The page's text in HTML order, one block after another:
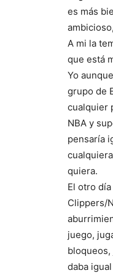
es más
A mi la
que está
Yo
grupo de
cualquier
NBA y
pensaría
quiera.
El otro
Clippers/
juego,
daba